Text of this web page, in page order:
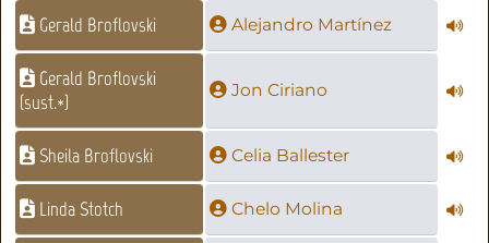
Gerald Broflovski Alejandro Martínez
Gerald Broflovski
(sust.*)
Jon Ciriano
Sheila Broflovski Celia Ballester
Linda Stotch Chelo Molina